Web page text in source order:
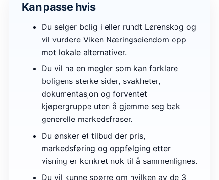
Kan passe hvis
Du selger bolig i eller rundt Lørenskog og
vil vurdere Viken Næringseiendom opp
mot lokale alternativer.
Du vil ha en megler som kan forklare
boligens sterke sider, svakheter,
dokumentasjon og forventet
kjøpergruppe uten å gjemme seg bak
generelle markedsfraser.
Du ønsker et tilbud der pris,
markedsføring og oppfølging etter
visning er konkret nok til å sammenlignes.
Du vil kunne spørre om hvilken av de 3